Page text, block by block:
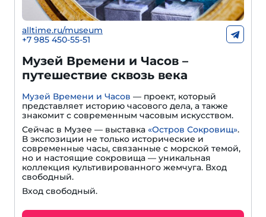
alltime.ru/museum
+7 985 450-55-51
Музей Времени и Часов –
путешествие сквозь века
Музей Времени и Часов — проект, который
представляет историю часового дела, а также
знакомит с современным часовым искусством.
Сейчас в Музее — выставка «Остров Сокровищ».
В экспозиции не только исторические и
современные часы, связанные с морской темой,
но и настоящие сокровища — уникальная
коллекция культивированного жемчуга. Вход
свободный.
Вход свободный.